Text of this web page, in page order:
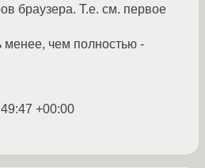
браузера. Т.е. см. первое
менее, чем полностью -
+00:00